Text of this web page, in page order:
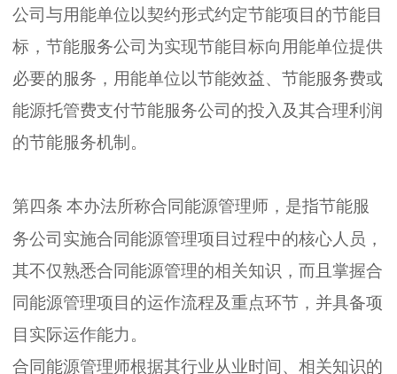
公司与用能单位以契约形式约定节能项目的节能目
标 ， 节能服务公司为实现节能目标向用能单位提供
必要的服务 ， 用能单位以节能效益、 节能服务费或
能源托管费支付节能服务公司的投入及其合理利润
的节能服务机制 。
第四条 本办法所称合同能源管理师 ， 是指节能服
务公司实施合同能源管理项目过程中的核心人员 ，
其不仅熟悉合同能源管理的相关知识 ， 而且掌握合
同能源管理项目的运作流程及重点环节 ， 并具备项
目实际运作能力 。
合同能源管理师根据其行业从业时间、 相关知识的